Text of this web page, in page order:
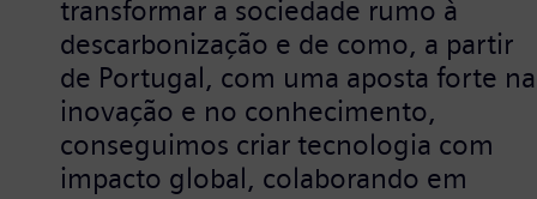
transformar a sociedade rumo à
descarbonização e de como, a partir
de Portugal, com uma aposta forte na
inovação e no conhecimento,
conseguimos criar tecnologia com
impacto global, colaborando em